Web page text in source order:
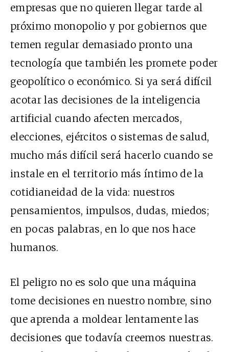
empresas que no quieren llegar tarde al
próximo monopolio y por gobiernos que
temen regular demasiado pronto una
tecnología que también les promete poder
geopolítico o económico. Si ya será difícil
acotar las decisiones de la inteligencia
artificial cuando afecten mercados,
elecciones, ejércitos o sistemas de salud,
mucho más difícil será hacerlo cuando se
instale en el territorio más íntimo de la
cotidianeidad de la vida: nuestros
pensamientos, impulsos, dudas, miedos;
en pocas palabras, en lo que nos hace
humanos.
El peligro no es solo que una máquina
tome decisiones en nuestro nombre, sino
que aprenda a moldear lentamente las
decisiones que todavía creemos nuestras.